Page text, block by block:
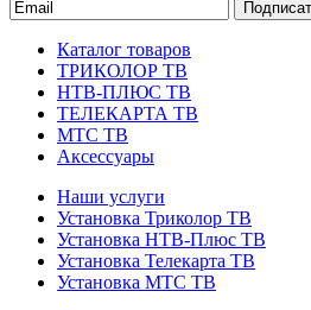
Каталог товаров
ТРИКОЛОР ТВ
НТВ-ПЛЮС ТВ
ТЕЛЕКАРТА ТВ
МТС ТВ
Аксессуары
Наши услуги
Установка Триколор ТВ
Установка НТВ-Плюс ТВ
Установка Телекарта ТВ
Установка МТС ТВ